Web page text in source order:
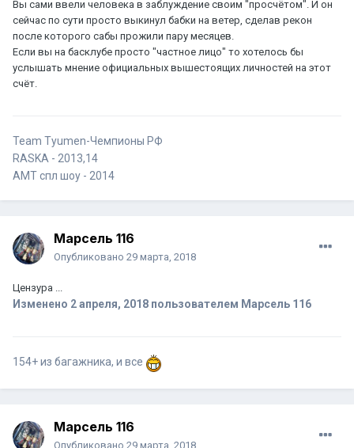
Вы сами ввели человека в заблуждение своим "просчётом". И он
сейчас по сути просто выкинул бабки на ветер, сделав рекон
после которого сабы прожили пару месяцев.
Если вы на басклубе просто "частное лицо" то хотелось бы
услышать мнение официальных вышестоящих личностей на этот
счёт.
Team Tyumen-Чемпионы РФ
RASKA - 2013,14
AMT спл шоу - 2014
Марсель 116
Опубликовано 29 марта, 2018
Цензура ...
Изменено 2 апреля, 2018 пользователем Марсель 116
154+ из багажника, и все
Марсель 116
Опубликовано 29 марта, 2018